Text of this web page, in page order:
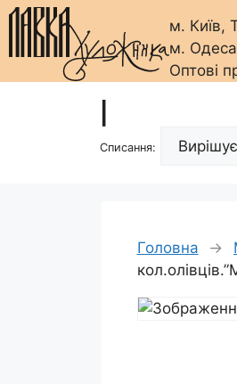
м. Київ,
м.
Оптові
Списання:
Головна →